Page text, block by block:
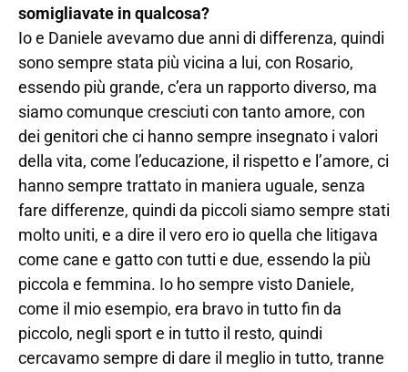
somigliavate in qualcosa?
Io e Daniele avevamo due anni di differenza, quindi
sono sempre stata più vicina a lui, con Rosario,
essendo più grande, c’era un rapporto diverso, ma
siamo comunque cresciuti con tanto amore, con
dei genitori che ci hanno sempre insegnato i valori
della vita, come l’educazione, il rispetto e l’amore, ci
hanno sempre trattato in maniera uguale, senza
fare differenze, quindi da piccoli siamo sempre stati
molto uniti, e a dire il vero ero io quella che litigava
come cane e gatto con tutti e due, essendo la più
piccola e femmina. Io ho sempre visto Daniele,
come il mio esempio, era bravo in tutto fin da
piccolo, negli sport e in tutto il resto, quindi
cercavamo sempre di dare il meglio in tutto, tranne